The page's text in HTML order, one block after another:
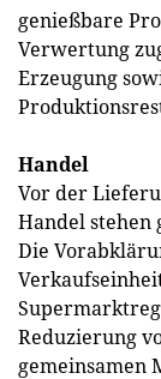
genießbare
Verwertung
Erzeugung
Handel
Vor der
Handel stehen
Die
Reduzierung
gemeinsamen